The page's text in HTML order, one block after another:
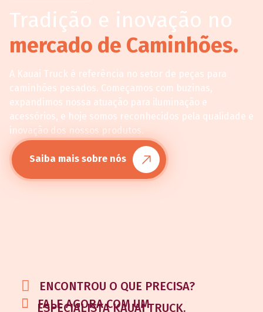
Tradição e inovação no
mercado de Caminhões.
A Kauai Truck é referência no setor de peças para
caminhões pesados. Começamos com buzinas,
expandimos nossa atuação para iluminação e
acessórios, e hoje somos reconhecidos pela qualidade e
inovação dos nossos produtos.
Saiba mais sobre nós
ENCONTROU O QUE PRECISA?
FALE AGORA COM UM
ESPECIALISTA KAUAI TRUCK.